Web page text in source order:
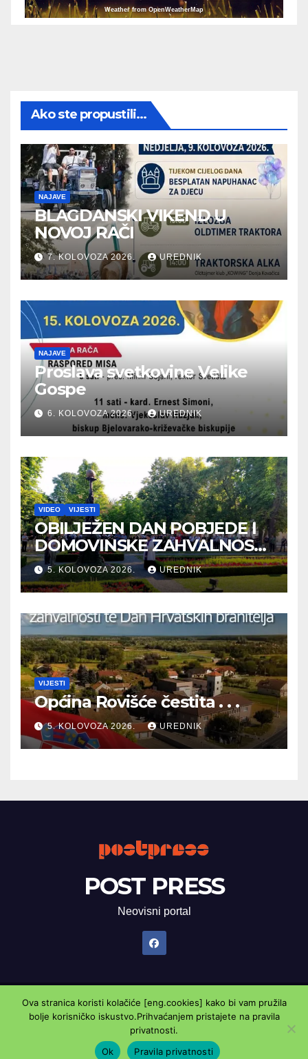
Weather from OpenWeatherMap
Ako ste propustili...
NAJAVE
BLAGDANSKI VIKEND U
NOVOJ RAČI
7. KOLOVOZA 2026. UREDNIK
NAJAVE
Proslava svetkovine Velike
Gospe
6. KOLOVOZA 2026. UREDNIK
VIDEO VIJESTI
OBILJEŽEN DAN POBJEDE I
DOMOVINSKE ZAHVALNOSTI
TE DAN HRVATSKIH
BRANITELJA
5. KOLOVOZA 2026. UREDNIK
VIJESTI
Općina Rovišće čestita . . .
5. KOLOVOZA 2026. UREDNIK
POST PRESS
Neovisni portal
Proudly powered by WordPress| Theme: Newsup byThemeansar.
Marketing oglasnik Kontaktirajte nasPravila privatnosti
Ova stranica koristi kolačiće [eng.cookies] kako bi vam pružila
bolje korisničko iskustvo.Prihvaćanjem pristajete na pravila
privatnosti.
Ok
Pravila privatnosti